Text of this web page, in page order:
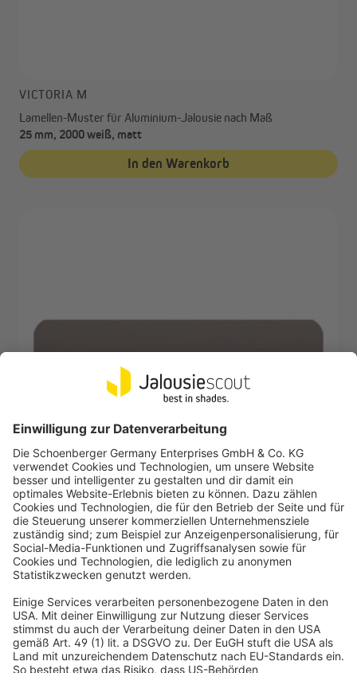
VICTORIA M
Lamellen-Muster für Aluminium-Jalousie nach Maß
25 mm, 2000 weiß, matt
In den Warenkorb
VICTORIA M
Lamellen-Muster für Aluminium-Jalousie nach Maß
25 mm, 2017 braun, glänzend
Nicht mehr verfügbar